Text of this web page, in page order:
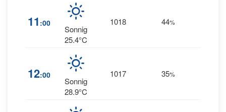
11 :00
Sonnig
25.4°C
1018 44%
12:00
Sonnig
28.9°C
1017 35%